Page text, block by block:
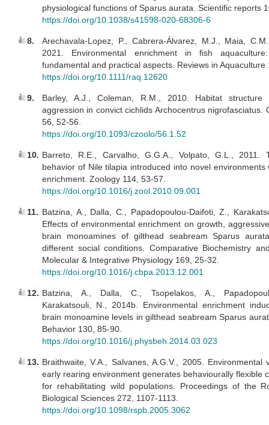
physiological functions of Sparus aurata. Scientific reports
https://doi.org/10.1038/s41598-020-68306-6
8.
Arechavala‐Lopez, P., Cabrera‐Álvarez, M.J., Maia,
2021. Environmental enrichment in fish
fundamental and practical aspects. Reviews in Aquaculture
https://doi.org/10.1111/raq.12620
9.
Barley, A.J., Coleman, R.M., 2010. Habitat structure
aggression in convict cichlids Archocentrus nigrofasciatus.
56, 52-56.
https://doi.org/10.1093/czoolo/56.1.52
10. Barreto, R.E., Carvalho, G.G.A., Volpato, G.L., 2011.
behavior of Nile tilapia introduced into novel environments
enrichment. Zoology 114, 53-57.
https://doi.org/10.1016/j.zool.2010.09.001
11. Batzina, A., Dalla, C., Papadopoulou-Daifoti, Z.,
Effects of environmental enrichment on growth,
brain monoamines of gilthead seabream Sparus
different social conditions. Comparative Biochemistry
Molecular & Integrative Physiology 169, 25-32.
https://doi.org/10.1016/j.cbpa.2013.12.001
12. Batzina, A., Dalla, C., Tsopelakos, A.,
Karakatsouli, N., 2014b. Environmental enrichment
brain monoamine levels in gilthead seabream Sparus
Behavior 130, 85-90.
https://doi.org/10.1016/j.physbeh.2014.03.023
13. Braithwaite, V.A., Salvanes, A.G.V., 2005. Environmental
early rearing environment generates behaviourally flexible
for rehabilitating wild populations. Proceedings of the
Biological Sciences 272, 1107-1113.
https://doi.org/10.1098/rspb.2005.3062